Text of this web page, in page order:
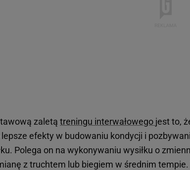
zaletą treningu interwałowego jest to,
lepsze efekty w budowaniu kondycji i
Polega on na wykonywaniu wysiłku o
z truchtem lub biegiem w średnim